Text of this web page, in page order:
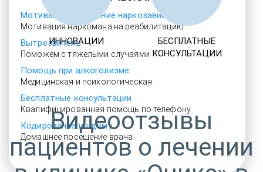
Мотивация на лечение наркозависимости
Мотивация наркомана на реабилитацию
Вытрезвитель
Поможем с тяжелыми случаями
Помощь при алкоголизме
Медицинская и психологическая
Бесплатные консультации
Квалифицированная помощь по телефону
Кодирование на дому
Домашнее посещение врача
ИННОВАЦИИ
БЕСПЛАТНЫЕ
КОНСУЛЬТАЦИИ
Видеоотзывы
пациентов о лечении